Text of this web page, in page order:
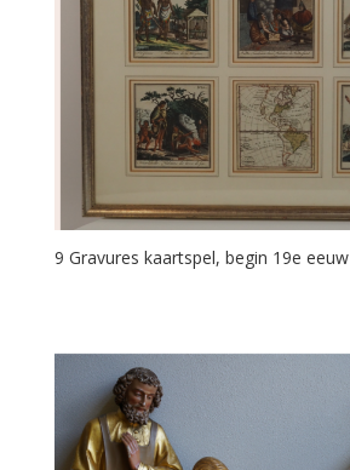
9 Gravures kaartspel, begin 19e eeuw